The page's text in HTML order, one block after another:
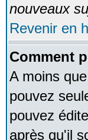
nouveaux
Revenir en
Comment
A moins
pouvez
pouvez
après qu'il